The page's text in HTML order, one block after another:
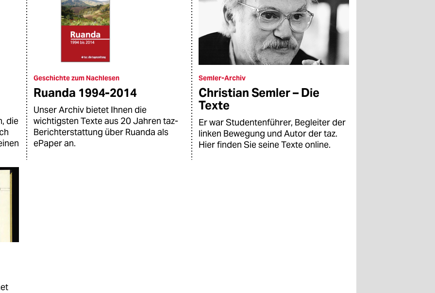
die
Geschichte zum Nachlesen
Ruanda 1994-2014
Unser Archiv bietet Ihnen die
wichtigsten Texte aus 20 Jahren taz-
Berichterstattung über Ruanda als
ePaper an.
Semler-Archiv
Christian Semler – Die
Texte
Er war Studentenführer, Begleiter der
linken Bewegung und Autor der taz.
Hier finden Sie seine Texte online.